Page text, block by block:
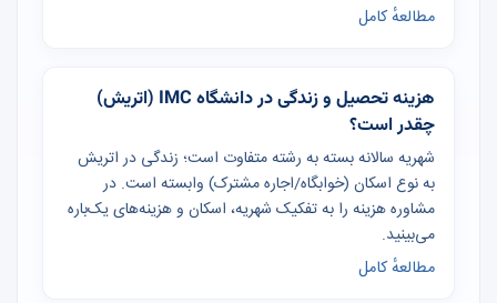
مطالعهٔ کامل
هزینه تحصیل و زندگی در دانشگاه IMC (اتریش)
چقدر است؟
شهریه سالانه بسته به رشته متفاوت است؛ زندگی در اتریش
به نوع اسکان (خوابگاه/اجاره مشترک) وابسته است. در
مشاوره هزینه را به تفکیک شهریه، اسکان و هزینه‌های یک‌باره
می‌بینید.
مطالعهٔ کامل